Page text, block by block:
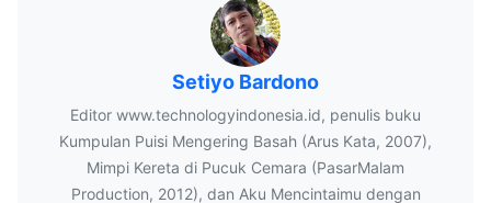
Setiyo Bardono
Editor www.technologyindonesia.id, penulis buku
Kumpulan Puisi Mengering Basah (Arus Kata, 2007),
Mimpi Kereta di Pucuk Cemara (PasarMalam
Production, 2012), dan Aku Mencintaimu dengan